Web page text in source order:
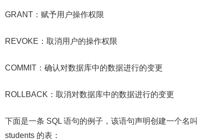
GRANT：赋予用户操作权限
REVOKE：取消用户的操作权限
COMMIT：确认对数据库中的数据进行的变更
ROLLBACK：取消对数据库中的数据进行的变更
下面是一条 SQL 语句的例子，该语句声明创建一个名叫
students 的表：